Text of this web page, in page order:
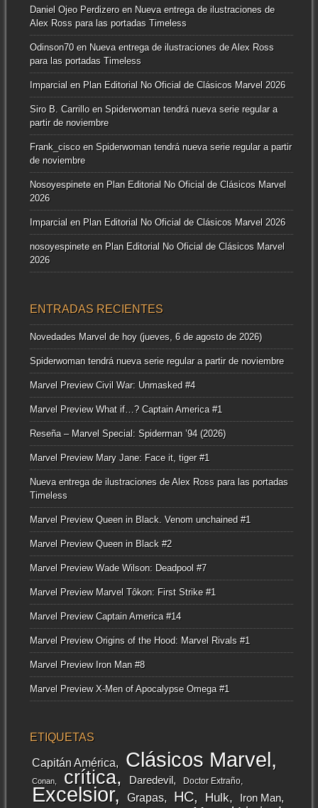
Daniel Ojeo Perdizeroen Nueva entrega de ilustraciones de
Alex Ross para las portadas Timeless
Odinson70en Nueva entrega de ilustraciones de Alex Ross
para las portadas Timeless
Imparcialen Plan Editorial No Oficial de Clásicos Marvel 2026
Siro B. Carrilloen Spiderwoman tendrá nueva serie regular a
partir de noviembre
Frank_ciscoen Spiderwoman tendrá nueva serie regular a partir
de noviembre
Nosoyespineteen Plan Editorial No Oficial de Clásicos Marvel
2026
Imparcialen Plan Editorial No Oficial de Clásicos Marvel 2026
nosoyespineteen Plan Editorial No Oficial de Clásicos Marvel
2026
ENTRADAS RECIENTES
Novedades Marvel de hoy (jueves, 6 de agosto de 2026)
Spiderwoman tendrá nueva serie regular a partir de noviembre
Marvel Preview Civil War: Unmasked #4
Marvel Preview What if…? Captain America #1
Reseña – Marvel Special: Spiderman ’94 (2026)
Marvel Preview Mary Jane: Face it, tiger #1
Nueva entrega de ilustraciones de Alex Ross para las portadas
Timeless
Marvel Preview Queen in Black. Venom unchained #1
Marvel Preview Queen in Black #2
Marvel Preview Wade Wilson: Deadpool #7
Marvel Preview Marvel Tôkon: First Strike #1
Marvel Preview Captain America #14
Marvel Preview Origins of the Hood: Marvel Rivals #1
Marvel Preview Iron Man #8
Marvel Preview X-Men of Apocalypse Omega #1
ETIQUETAS
Capitán América Clásicos Marvel
Conan crítica Daredevil Doctor Extraño
Excelsior Grapas HC Hulk Iron Man